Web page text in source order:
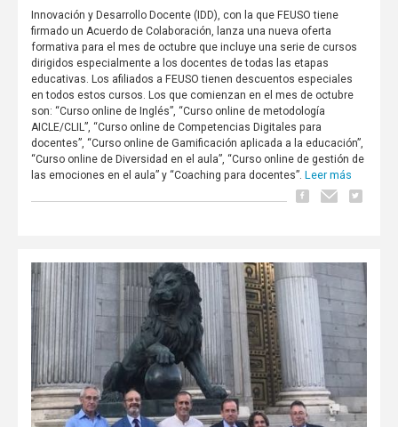
Innovación y Desarrollo Docente (IDD), con la que FEUSO tiene
firmado un Acuerdo de Colaboración, lanza una nueva oferta
formativa para el mes de octubre que incluye una serie de cursos
dirigidos especialmente a los docentes de todas las etapas
educativas. Los afiliados a FEUSO tienen descuentos especiales
en todos estos cursos. Los que comienzan en el mes de octubre
son: “Curso online de Inglés”, “Curso online de metodología
AICLE/CLIL”, “Curso online de Competencias Digitales para
docentes”, “Curso online de Gamificación aplicada a la educación”,
“Curso online de Diversidad en el aula”, “Curso online de gestión de
las emociones en el aula” y “Coaching para docentes”. Leer más